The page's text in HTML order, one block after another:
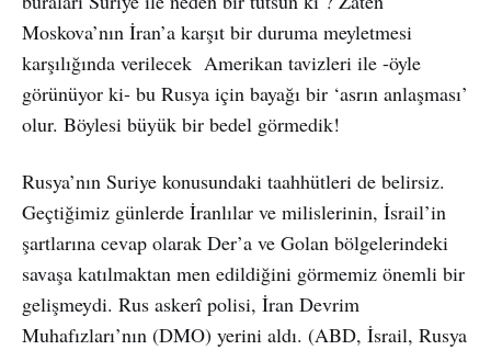
Moskova’nın İran’a karşıt bir duruma meyletmesi
karşılığında verilecek Amerikan tavizleri ile -öyle
görünüyor ki- bu Rusya için bayağı bir ‘asrın anlaşması’
olur. Böylesi büyük bir bedel görmedik!
Rusya’nın Suriye konusundaki taahhütleri de belirsiz.
Geçtiğimiz günlerde İranlılar ve milislerinin, İsrail’in
şartlarına cevap olarak Der’a ve Golan bölgelerindeki
savaşa katılmaktan men edildiğini görmemiz önemli bir
gelişmeydi. Rus askerî polisi, İran Devrim
Muhafızları’nın (DMO) yerini aldı. (ABD, İsrail, Rusya